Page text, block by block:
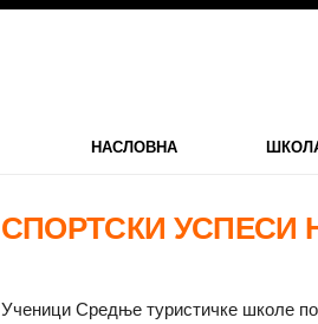
НАСЛОВНА
СПОРТСКИ УСПЕСИ
Ученици Средње туристичке школе